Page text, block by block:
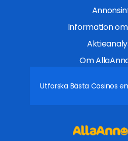
Information
Om
Utforska Bästa Casinos